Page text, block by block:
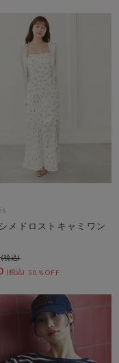
メドロストキャミワン
50％OFF